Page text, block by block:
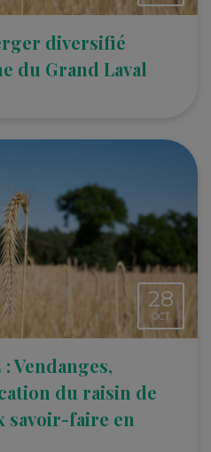
diversifié
du Grand Laval
28
OCT.
: Vendanges,
du raisin de
savoir-faire en